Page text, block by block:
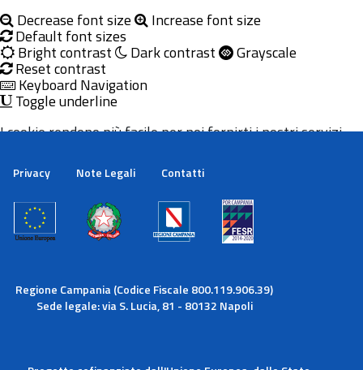
Decrease font size Increase font size
Default font sizes
Bright contrast Dark contrast Grayscale
Reset contrast
Keyboard Navigation
Toggle underline
Privacy Note Legali Contatti
Regione Campania (Codice Fiscale 800.119.906.39)
Sede legale: via S. Lucia, 81 - 80132 Napoli
I cookie rendono più facile per noi fornirti i nostri servizi.
cookie.
Maggiori informazioni